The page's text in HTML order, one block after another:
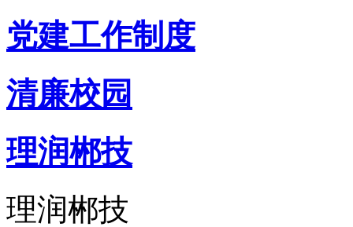
党建工作制度
清廉校园
理润郴技
理润郴技